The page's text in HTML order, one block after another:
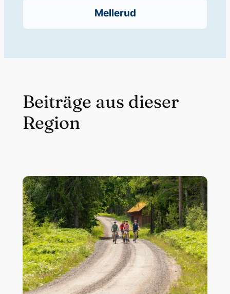
Mellerud
Beiträge aus dieser
Region